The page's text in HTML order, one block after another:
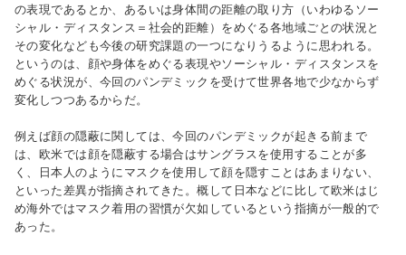
の表現であるとか、あるいは身体間の距離の取り方（いわゆるソー
シャル・ディスタンス＝社会的距離）をめぐる各地域ごとの状況と
その変化なども今後の研究課題の一つになりうるように思われる。
というのは、顔や身体をめぐる表現やソーシャル・ディスタンスを
めぐる状況が、今回のパンデミックを受けて世界各地で少なからず
変化しつつあるからだ。
例えば顔の隠蔽に関しては、今回のパンデミックが起きる前まで
は、欧米では顔を隠蔽する場合はサングラスを使用することが多
く、日本人のようにマスクを使用して顔を隠すことはあまりない、
といった差異が指摘されてきた。概して日本などに比して欧米はじ
め海外ではマスク着用の習慣が欠如しているという指摘が一般的で
あった。